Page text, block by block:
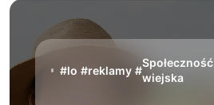
#lo #reklamy #
Społeczność
wiejska